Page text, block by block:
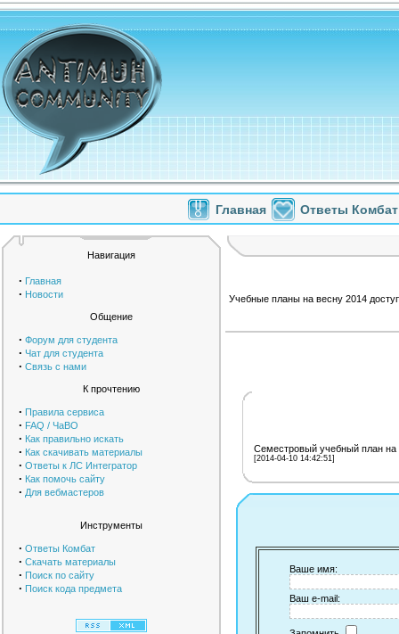
Главная Ответы Комбат
Навигация
· Главная
· Новости
Общение
· Форум для студента
· Чат для студента
· Связь с нами
К прочтению
· Правила сервиса
· FAQ / ЧаВО
· Как правильно искать
· Как скачивать материалы
· Ответы к ЛС Интегратор
· Как помочь сайту
· Для вебмастеров
Инструменты
· Ответы Комбат
· Скачать материалы
· Поиск по сайту
· Поиск кода предмета
Учебные планы на весну 2014
Семестровый учебный план на
[2014-04-10 14:42:51]
Ваше имя:
Ваш e-mail: